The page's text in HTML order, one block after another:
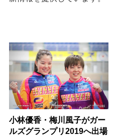
小林優香・梅川風子がガー
ルズグランプリ2019へ出場